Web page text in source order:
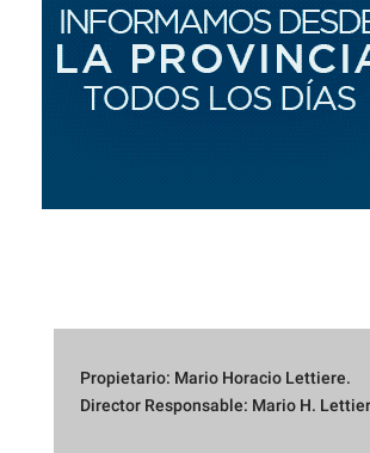
Propietario: Mario Horacio Lettiere.
Director Responsable: Mario H.